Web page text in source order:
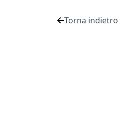
Torna indietro